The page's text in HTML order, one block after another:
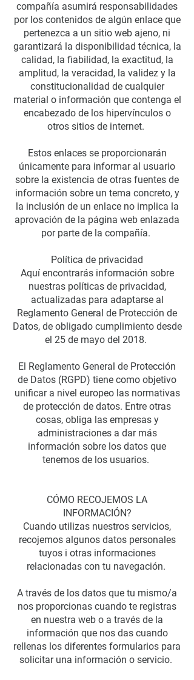
compañía asumirá responsabilidades
por los contenidos de algún enlace que
pertenezca a un sitio web ajeno, ni
garantizará la disponibilidad técnica, la
calidad, la fiabilidad, la exactitud, la
amplitud, la veracidad, la validez y la
constitucionalidad de cualquier
material o información que contenga el
encabezado de los hipervínculos o
otros sitios de internet.
Estos enlaces se proporcionarán
únicamente para informar al usuario
sobre la existencia de otras fuentes de
información sobre un tema concreto, y
la inclusión de un enlace no implica la
aprovación de la página web enlazada
por parte de la compañía.
Política de privacidad
Aquí encontrarás información sobre
nuestras políticas de privacidad,
actualizadas para adaptarse al
Reglamento General de Protección de
Datos, de obligado cumplimiento desde
el 25 de mayo del 2018.
El Reglamento General de Protección
de Datos (RGPD) tiene como objetivo
unificar a nivel europeo las normativas
de protección de datos. Entre otras
cosas, obliga las empresas y
administraciones a dar más
información sobre los datos que
tenemos de los usuarios.
CÓMO RECOJEMOS LA
INFORMACIÓN?
Cuando utilizas nuestros servicios,
recojemos algunos datos personales
tuyos i otras informaciones
relacionadas con tu navegación.
A través de los datos que tu mismo/a
nos proporcionas cuando te registras
en nuestra web o a través de la
información que nos das cuando
rellenas los diferentes formularios para
solicitar una información o servicio.